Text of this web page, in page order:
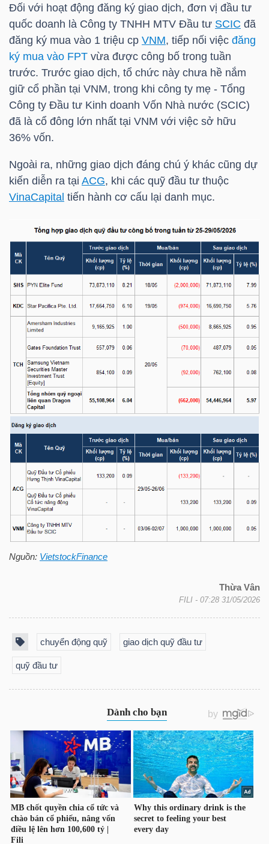
Đối với hoạt động đăng ký giao dịch, đơn vị đầu tư
quốc doanh là Công ty TNHH MTV Đầu tư SCIC đã
đăng ký mua vào 1 triệu cp VNM, tiếp nối việc đăng
ký mua vào FPT vừa được công bố trong tuần
trước. Trước giao dịch, tổ chức này chưa hề nắm
giữ cổ phần tại VNM, trong khi công ty mẹ - Tổng
Công ty Đầu tư Kinh doanh Vốn Nhà nước (SCIC)
đã là cổ đông lớn nhất tại VNM với việc sở hữu
36% vốn.
Ngoài ra, những giao dịch đáng chú ý khác cũng dự
kiến diễn ra tại ACG, khi các quỹ đầu tư thuộc
VinaCapital tiến hành cơ cấu lại danh mục.
Nguồn: VietstockFinance
Thừa Vân
FILI - 07:28 31/05/2026
chuyển động quỹ giao dịch quỹ đầu tư
quỹ đầu tư
TÀI
CHÍNH
HÀNG
HÓA
TẾ
GIỚI
ĐÔNG
TÀI
CHÍNH
CÁ
NHÂN
PHÂN
TÍCH
VIETSTOCKFINANCE
CỔ
PHIẾU